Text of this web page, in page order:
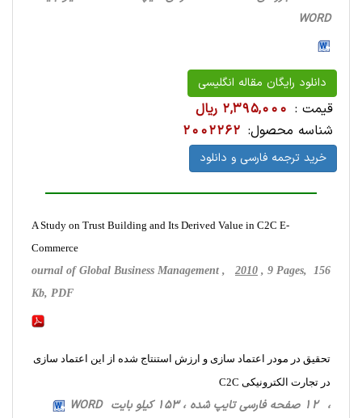
WORD
دانلود رایگان مقاله انگلیسی
قیمت : 2,395,000 ریال
شناسه محصول: 2002262
خرید ترجمه فارسی و دانلود
A Study on Trust Building and Its Derived Value in C2C E-
Commerce
ournal of Global Business Management , 2010 , 9 Pages, 156
Kb, PDF
تحقیق در مودر اعتماد سازی و ارزش استنتاج شده از این اعتماد سازی
در تجارت الکترونیکی C2C
، 12 صفحه فارسی تایپ شده ، 153 کیلو بایت WORD